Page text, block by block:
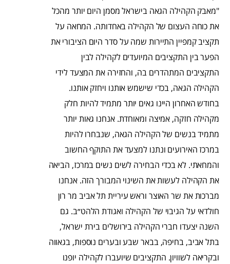
"מאבק הקהילה הגאה בישראל מסמן היום יותר מהכל
את כוחה העצום של הקהילה באחדותה. המחאה על
תקציב קמפיין התיירות שמה על סדר היום הציבורי את
הפער בין התקציבים המיועדים לקהילה לבין
התקציבים המתהדרים בה, והחזירה את המצעד לידי
הקהילה הגאה, בכדי שישמש אותנו ויחזק אותנו.
בחודש האחרון היינו גאים יותר מתמיד להיות חלק
מקהילה חזקה, אמיצה ומאוחדת. אנחנו גאות יותר
מתמיד בנשים של הקהילה הגאה, שנבחרו להיות
במרכז האירועים ונתנו למצעד את התוקף החשוב
והמחאתי. לא בכדי הבחירה לשים נשים במרכז, הביאה
את הקהילה לעשות את השינוי המבורך הזה. אנחנו
מברכות את שר האוצר וראש עיריית תל אביב מר רון
חולדאי על הגיבוי של הקהילה ואגודת הלהט״ב. גם
השנה יצעדו חברי הקהילה בירושלים בירת ישראל,
בתל אביב, בחיפה, בבאר שבע ובערים נוספות, בגאווה
ובקריאה לשוויון. התקציבים שיועברו לקהילה יופנו